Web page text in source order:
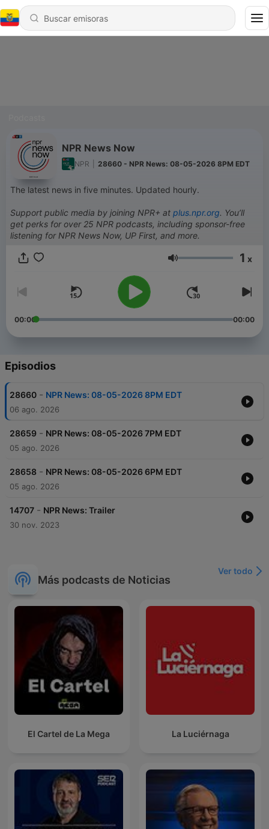
NPR News Now
NPR 28660 - NPR News: 08-05-2026 8PM EDT
The latest news in five minutes. Updated hourly.
Support public media by joining NPR+ at plus.npr.org. You’ll
get perks for over 25 NPR podcasts, including sponsor-free
listening for NPR News Now, UP First, and more.
Volumen 1 x
00:00 00:00
Episodios
28660 - NPR News: 08-05-2026 8PM EDT
06 ago. 2026
28659 - NPR News: 08-05-2026 7PM EDT
05 ago. 2026
28658 - NPR News: 08-05-2026 6PM EDT
05 ago. 2026
14707 - NPR News: Trailer
30 nov. 2023
Más podcasts de Noticias
Ver todo
El Cartel de La Mega La Luciérnaga